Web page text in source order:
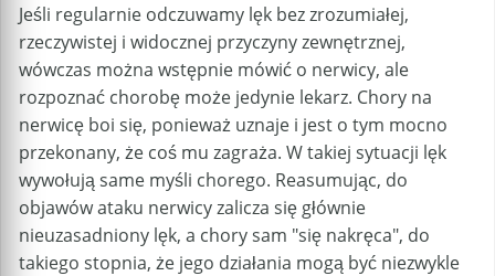
Jeśli regularnie odczuwamy lęk bez zrozumiałej,
rzeczywistej i widocznej przyczyny zewnętrznej,
wówczas można wstępnie mówić o nerwicy, ale
rozpoznać chorobę może jedynie lekarz. Chory na
nerwicę boi się, ponieważ uznaje i jest o tym mocno
przekonany, że coś mu zagraża. W takiej sytuacji lęk
wywołują same myśli chorego. Reasumując, do
objawów ataku nerwicy zalicza się głównie
nieuzasadniony lęk, a chory sam "się nakręca", do
takiego stopnia, że jego działania mogą być niezwykle